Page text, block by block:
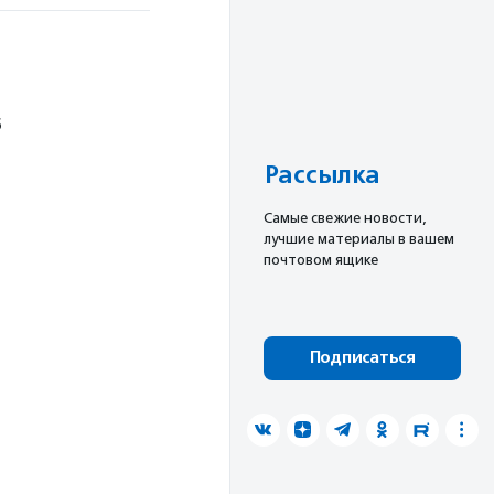
Рассылка
Cамые свежие новости,
лучшие материалы в вашем
почтовом ящике
Подписаться